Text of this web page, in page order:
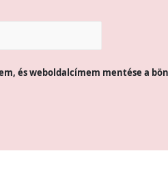
és weboldalcímem mentése a